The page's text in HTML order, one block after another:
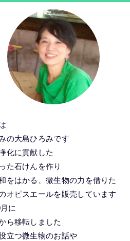
の大島ひろみです
化に貢献した
た石けんを作り
をはかる、微生物の力を借りた
オピスエールを販売しています
に
ら移転しました
立つ微生物のお話や